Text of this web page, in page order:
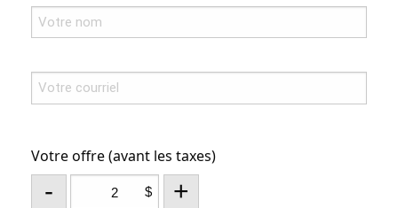
Votre offre (avant les taxes)
- $ +